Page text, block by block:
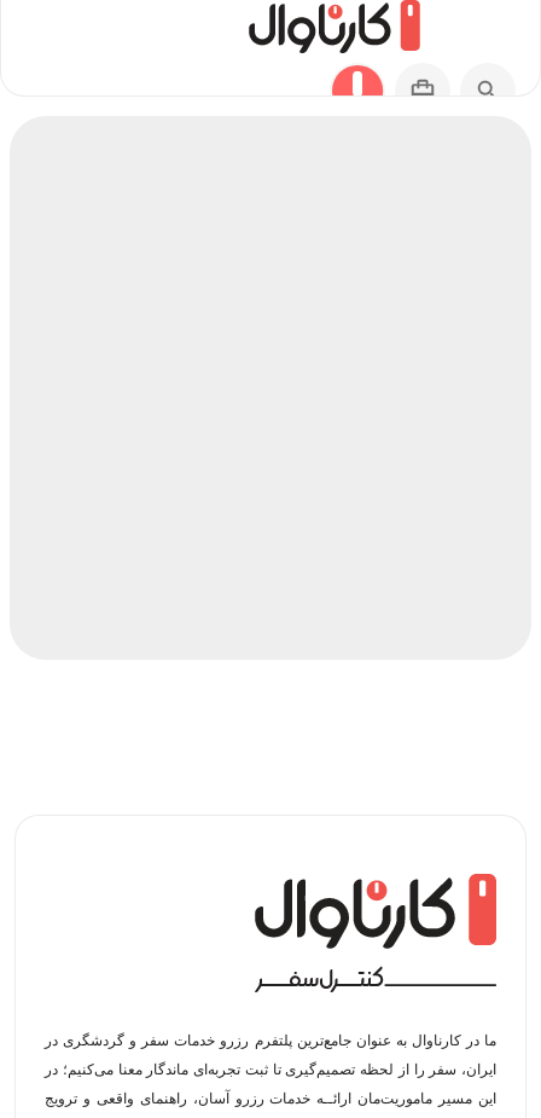
ما در کارناوال به عنوان جامع‌ترین پلتفرم رزرو خدمات سفر و گردشگری در
ایران، سفر را از لحظه‌ تصمیم‌گیری تا ثبت تجربه‌ای ماندگار معنا می‌کنیم؛ در
این مسیر‍ ماموریت‌مان اراﺋــﻪ خدمات رزرو آسان، راهنمای واقعی و ترویج